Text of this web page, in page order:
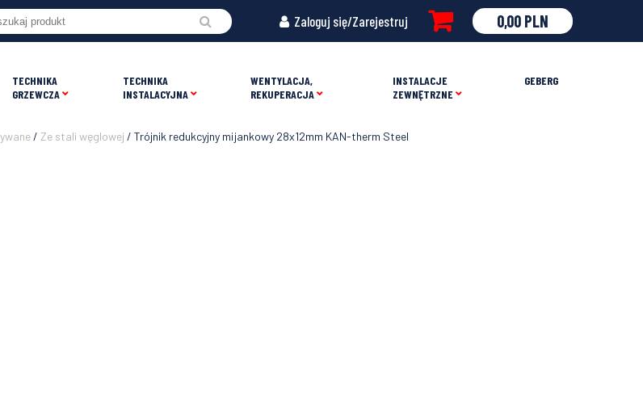
Zaloguj się/Zarejestruj 0,00 PLN
TECHNIKA
GRZEWCZA
TECHNIKA
INSTALACYJNA
WENTYLACJA,
REKUPERACJA
INSTALACJE
ZEWNĘTRZNE
GEBERG
/ Ze stali węglowej / Trójnik redukcyjny mijankowy 28x12mm KAN-therm Steel